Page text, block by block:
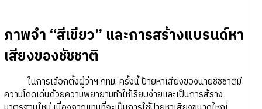
ภาพจำ “สีเขียว” และการสร้างแบรนด์หา
เสียงของชัชชาติ
ในการเลือกตั้งผู้ว่าฯ กทม. ครั้งนี้ ป้ายหาเสียงของนายชัชชาติมี
ความโดดเด่นด้วยความพยายามทำให้เรียบง่ายและเป็นการส้ราง